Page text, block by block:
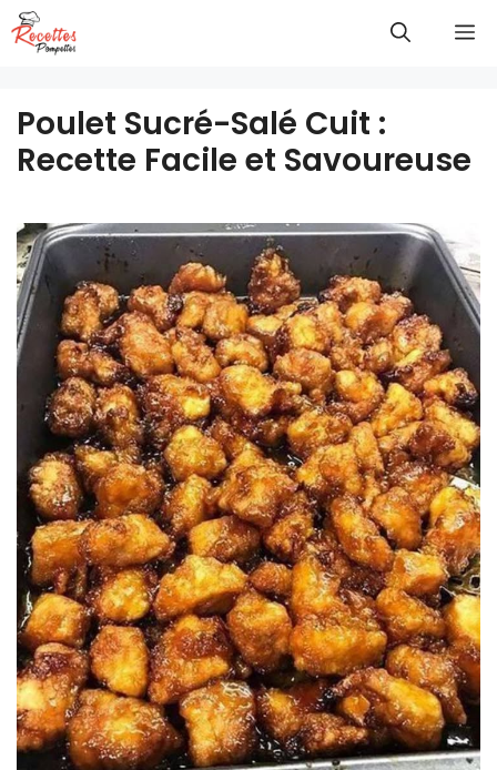
Aller
au
Poulet Sucré-Salé Cuit :
Recette Facile et Savoureuse